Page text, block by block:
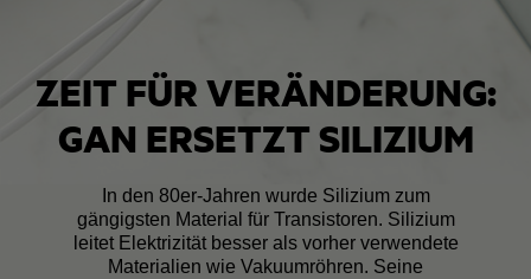
ZEIT FÜR VERÄNDERUNG:
GAN ERSETZT SILIZIUM
In den 80er-Jahren wurde Silizium zum
gängigsten Material für Transistoren. Silizium
leitet Elektrizität besser als vorher verwendete
Materialien wie Vakuumröhren. Seine